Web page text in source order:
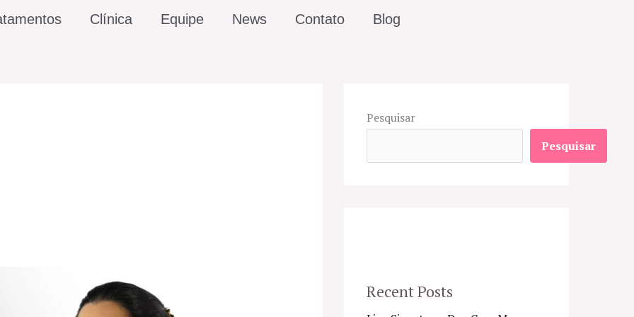
Clínica Equipe News Contato Blog
Pesquisar
Pesquisar
Recent Posts